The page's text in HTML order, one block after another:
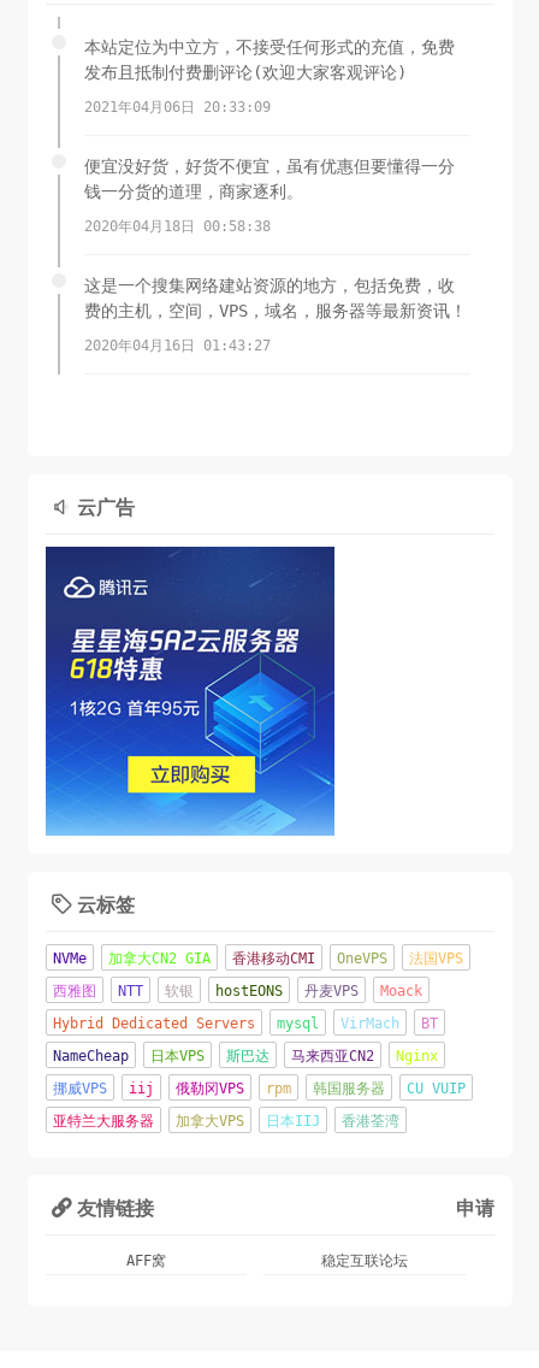
本站定位为中立方，不接受任何形式的充值，免费
发布且抵制付费删评论(欢迎大家客观评论)
2021年04月06日 20:33:09
便宜没好货，好货不便宜，虽有优惠但要懂得一分
钱一分货的道理，商家逐利。
2020年04月18日 00:58:38
这是一个搜集网络建站资源的地方，包括免费，收
费的主机，空间，VPS，域名，服务器等最新资讯！
2020年04月16日 01:43:27
 云广告
 云标签
NVMe 加拿大CN2 GIA 香港移动CMI OneVPS
法国VPS
西雅图
NTT 软银 hostEONS 丹麦VPS
Moack
Hybrid Dedicated Servers
mysql VirMach
BT
NameCheap
日本VPS 斯巴达 马来西亚CN2
Nginx
挪威VPS
iij 俄勒冈VPS rpm 韩国服务器
CU VUIP
亚特兰大服务器
加拿大VPS 日本IIJ 香港荃湾
 友情链接 申请
AFF窝 稳定互联论坛